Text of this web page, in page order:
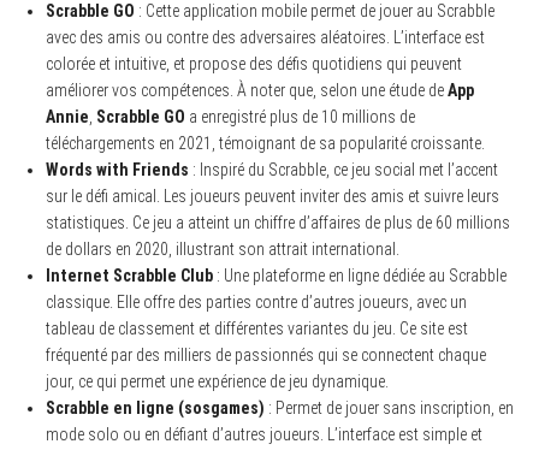
Scrabble GO : Cette application mobile permet de jouer au Scrabble
avec des amis ou contre des adversaires aléatoires. L’interface est
colorée et intuitive, et propose des défis quotidiens qui peuvent
améliorer vos compétences. À noter que, selon une étude deApp
Annie Scrabble GO a enregistré plus de 10 millions de
téléchargements en 2021, témoignant de sa popularité croissante.
Words with Friends : Inspiré du Scrabble, ce jeu social met l’accent
sur le défi amical. Les joueurs peuvent inviter des amis et suivre leurs
statistiques. Ce jeu a atteint un chiffre d’affaires de plus de 60 millions
de dollars en 2020, illustrant son attrait international.
Internet Scrabble Club: Une plateforme en ligne dédiée au Scrabble
classique. Elle offre des parties contre d’autres joueurs, avec un
tableau de classement et différentes variantes du jeu. Ce site est
fréquenté par des milliers de passionnés qui se connectent chaque
jour, ce qui permet une expérience de jeu dynamique.
Scrabble en ligne (sosgames) : Permet de jouer sans inscription, en
mode solo ou en défiant d’autres joueurs. L’interface est simple et